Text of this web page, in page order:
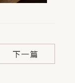
下一篇